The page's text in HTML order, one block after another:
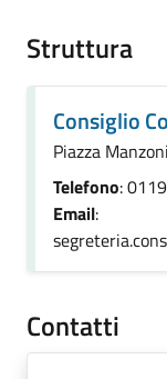
Struttura
Consiglio
Piazza
Telefono:
Email:
Contatti